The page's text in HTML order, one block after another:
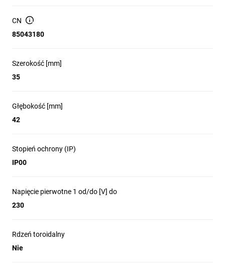
CN
85043180
Szerokość [mm]
35
Głębokość [mm]
42
Stopień ochrony (IP)
IP00
Napięcie pierwotne 1 od/do [V] do
230
Rdzeń toroidalny
Nie